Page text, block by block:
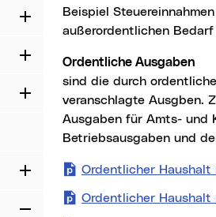
Aufklappen
Aufklappen
Aufklappen
Aufklappen
Zuklappen
Beispiel
außerordentlichen
Ordentliche Ausgaben
sind die durch
veranschlagte Ausgben.
Ausgaben für Amts- und
Betriebsausgaben und
Ordentlicher Haushalt
Ordentlicher